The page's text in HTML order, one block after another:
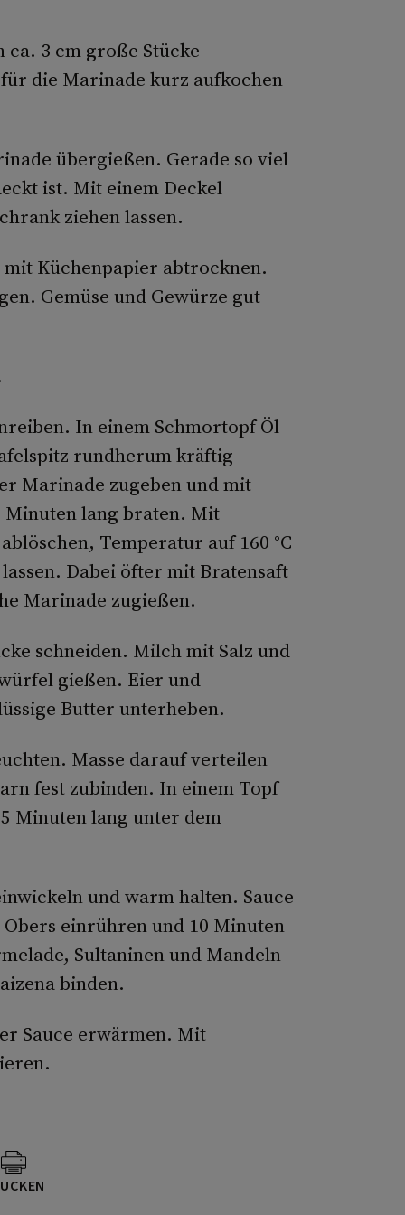
ca. 3 cm große Stücke
die Marinade kurz aufkochen
übergießen. Gerade so viel
ist. Mit einem Deckel
ziehen lassen.
Küchenpapier abtrocknen.
Gemüse und Gewürze gut
In einem Schmortopf Öl
rundherum kräftig
Marinade zugeben und mit
lang braten. Mit
Temperatur auf 160 °C
Dabei öfter mit Bratensaft
Marinade zugießen.
schneiden. Milch mit Salz und
gießen. Eier und
Butter unterheben.
Masse darauf verteilen
fest zubinden. In einem Topf
Minuten lang unter dem
und warm halten. Sauce
einrühren und 10 Minuten
Sultaninen und Mandeln
binden.
Sauce erwärmen. Mit